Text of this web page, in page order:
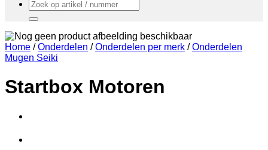
Zoeken
naar:
Home / Onderdelen / Onderdelen per merk / Onderdelen
Mugen Seiki
Startbox Motoren